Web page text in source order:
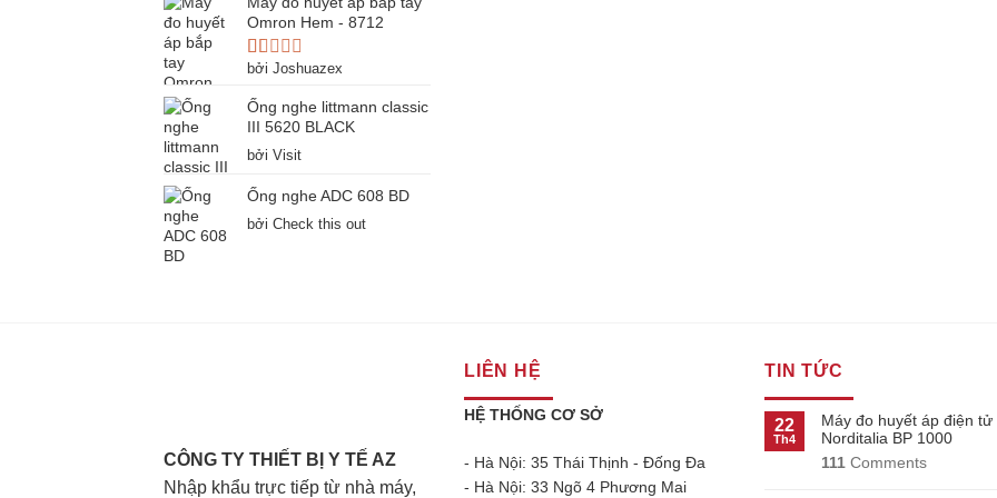
Omron Hem - 8712
Được
hạng
1
sao
bởi Joshuazex
Ống nghe littmann classic
III 5620 BLACK
bởi Visit
Ống nghe ADC 608 BD
bởi Check this out
CÔNG TY THIẾT BỊ Y TẾ AZ
Nhập khẩu trực tiếp từ nhà máy,
LIÊN HỆ
HỆ THỐNG CƠ SỞ
- Hà Nội: 35 Thái Thịnh - Đống Đa
- Hà Nội: 33 Ngõ 4 Phương Mai
TIN TỨC
22
Th4
Máy đo huyết áp điện tử
Norditalia BP 1000
111 Comments